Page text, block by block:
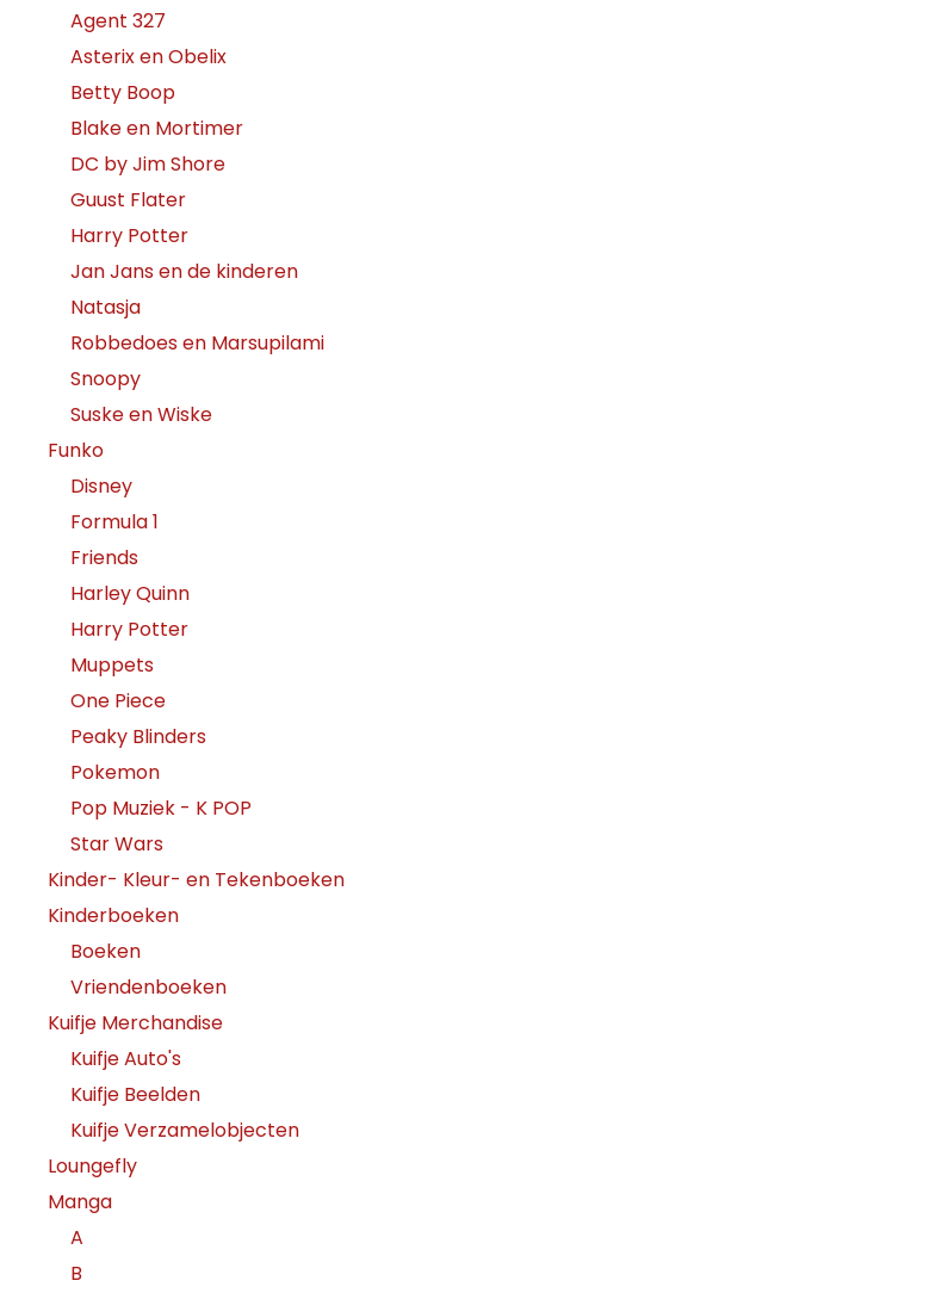
Agent 327
Asterix en Obelix
Betty Boop
Blake en Mortimer
DC by Jim Shore
Guust Flater
Harry Potter
Jan Jans en de kinderen
Natasja
Robbedoes en Marsupilami
Snoopy
Suske en Wiske
Funko
Disney
Formula 1
Friends
Harley Quinn
Harry Potter
Muppets
One Piece
Peaky Blinders
Pokemon
Pop Muziek - K POP
Star Wars
Kinder- Kleur- en Tekenboeken
Kinderboeken
Boeken
Vriendenboeken
Kuifje Merchandise
Kuifje Auto's
Kuifje Beelden
Kuifje Verzamelobjecten
Loungefly
Manga
A
B